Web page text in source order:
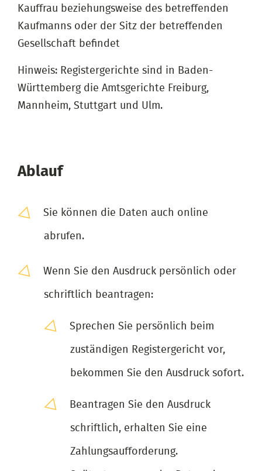
Kauffrau beziehungsweise des betreffenden
Kaufmanns oder der Sitz der betreffenden
Gesellschaft befindet
Hinweis: Registergerichte sind in Baden-
Württemberg die Amtsgerichte Freiburg,
Mannheim, Stuttgart und Ulm.
Ablauf
Sie können die Daten auch online
abrufen.
Wenn Sie den Ausdruck persönlich oder
schriftlich beantragen:
Sprechen Sie persönlich beim
zuständigen Registergericht vor,
bekommen Sie den Ausdruck sofort.
Beantragen Sie den Ausdruck
schriftlich, erhalten Sie eine
Zahlungsaufforderung.